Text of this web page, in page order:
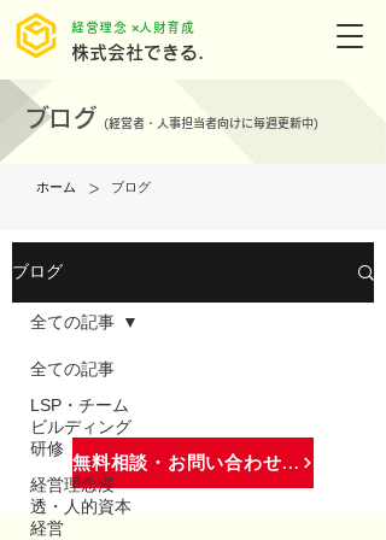
株式会社できる.
​経営理念 ×人財育成
ブログ (経営者・人事担当者向けに毎週更新中)
ホーム > ブログ
ブログ
全ての記事
LSP・チーム
ビルディング
研修
経営理念浸
透・人的資本
経営
全ての記事
無料相談・お問い合わせはこちら